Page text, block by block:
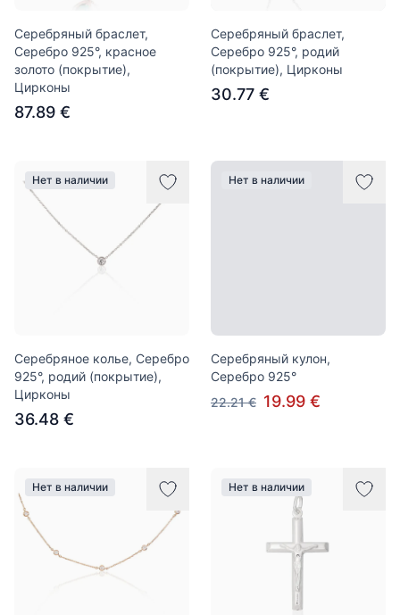
Серебряный браслет,
Серебро 925°, красное
золото (покрытие),
Цирконы
87.89 €
Серебряный браслет,
Серебро 925°, родий
(покрытие), Цирконы
30.77 €
Нет в наличии
Серебряное колье, Серебро
925°, родий (покрытие),
Цирконы
36.48 €
Нет в наличии
Серебряный кулон,
Серебро 925°
22.21 € 19.99 €
Нет в наличии Нет в наличии